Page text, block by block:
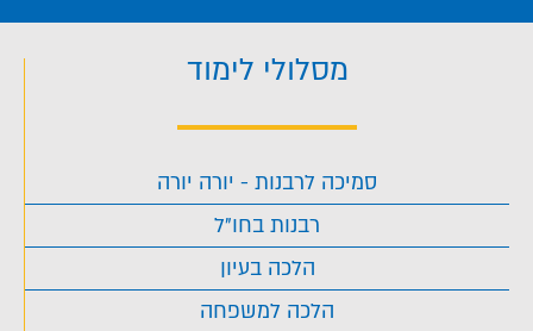
מסלולי לימוד
סמיכה לרבנות - יורה יורה
רבנות בחו"ל
הלכה בעיון
הלכה למשפחה